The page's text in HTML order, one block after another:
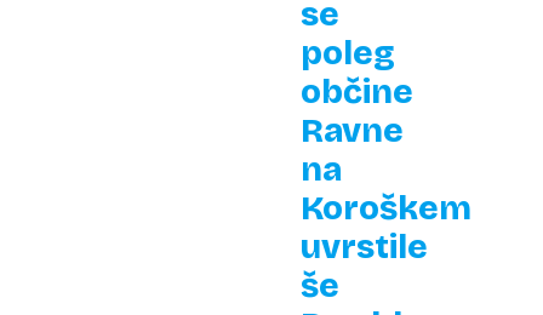
se
poleg
občine
Ravne
na
Koroškem
uvrstile
še